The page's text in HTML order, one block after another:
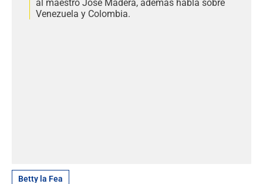
al maestro José Madera, además habla sobre
Venezuela y Colombia.
Betty la Fea